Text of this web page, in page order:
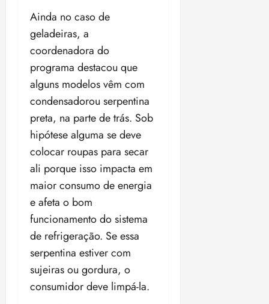
Ainda no caso de
geladeiras, a
coordenadora do
programa destacou que
alguns modelos vêm com
condensadorou serpentina
preta, na parte de trás. Sob
hipótese alguma se deve
colocar roupas para secar
ali porque isso impacta em
maior consumo de energia
e afeta o bom
funcionamento do sistema
de refrigeração. Se essa
serpentina estiver com
sujeiras ou gordura, o
consumidor deve limpá-la.